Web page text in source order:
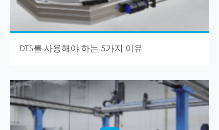
DTS를 사용해야 하는 5가지 이유